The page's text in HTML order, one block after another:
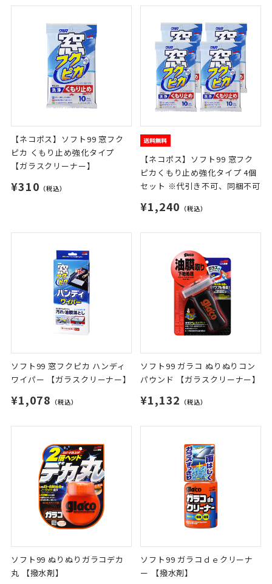
【ネコポス】ソフト99 窓フク
ピカ くもり止め強化タイプ
【ガラスクリーナー】
¥310 （税込）
【ネコポス】ソフト99 窓フク
ピカくもり止め強化タイプ 4個
セット ※代引き不可、同梱不可
¥1,240 （税込）
ソフト99 窓フクピカ ハンディ
ワイパー 【ガラスクリーナー】
¥1,078 （税込）
ソフト99 ガラコ ぬりぬりコン
パウンド 【ガラスクリーナー】
¥1,132 （税込）
ソフト99 ぬりぬりガラコデカ
丸 【撥水剤】
ソフト99 ガラコｄｅクリーナ
ー 【撥水剤】